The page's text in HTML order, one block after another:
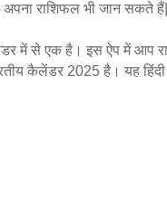
राशिफल भी जान सकते हैं|
में से एक है। इस ऐप में आप
कैलेंडर 2025 है। यह हिंदी